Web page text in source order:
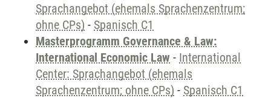
Sprachangebot (ehemals Sprachenzentrum;
ohne CPs) - Spanisch C1
Masterprogramm Governance & Law:
International Economic Law - International
Center: Sprachangebot (ehemals
Sprachenzentrum; ohne CPs) - Spanisch C1